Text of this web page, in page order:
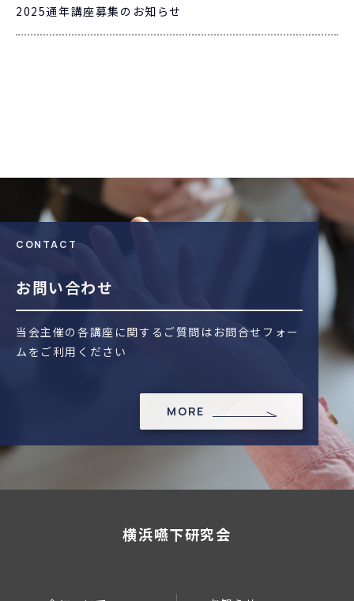
2025通年講座募集のお知らせ
CONTACT
お問い合わせ
当会主催の各講座に関するご質問はお問合せフォー
ムをご利用ください
MORE
横浜嚥下研究会